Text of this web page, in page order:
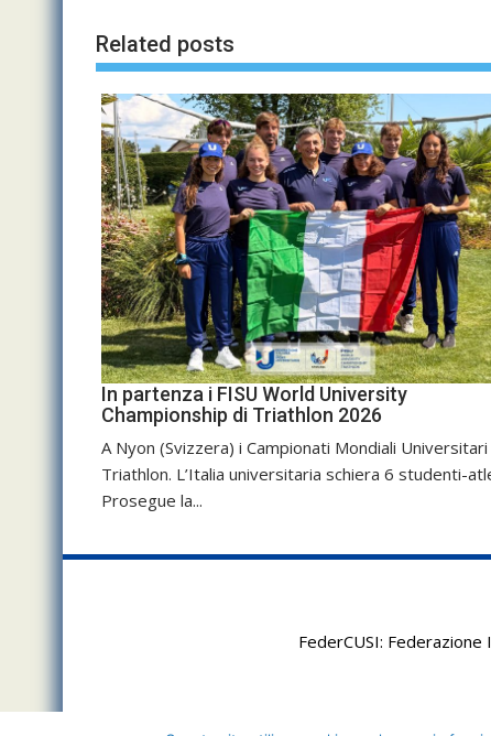
Related posts
In partenza i FISU World University
Championship di Triathlon 2026
A Nyon (Svizzera) i Campionati Mondiali Universitari
Triathlon. L’Italia universitaria schiera 6 studenti-
Prosegue la...
FederCUSI: